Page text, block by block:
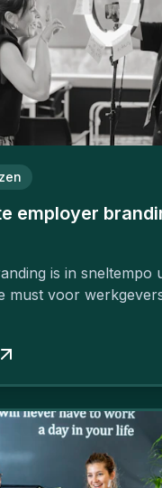
employer
is in sneltempo
must voor